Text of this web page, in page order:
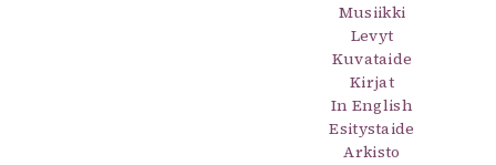
Musiikki
Levyt
Kuvataide
Kirjat
In English
Esitystaide
Arkisto